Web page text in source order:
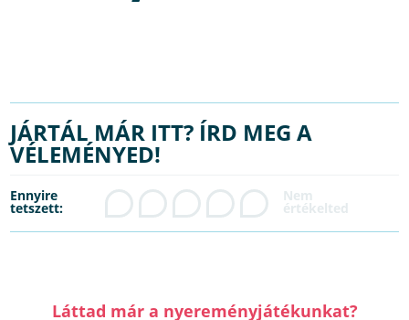
JÁRTÁL MÁR ITT? ÍRD MEG A
VÉLEMÉNYED!
Ennyire
tetszett:
Láttad már a nyereményjátékunkat?